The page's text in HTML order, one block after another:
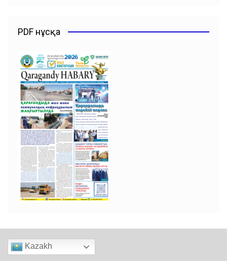
PDF нұсқа
Kazakh